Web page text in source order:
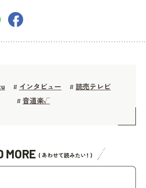
# インタビュー # 読売テレビ
# 音道楽√
MORE ( あわせて読みたい！ )